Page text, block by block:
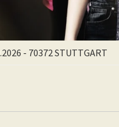
- 70372 STUTTGART